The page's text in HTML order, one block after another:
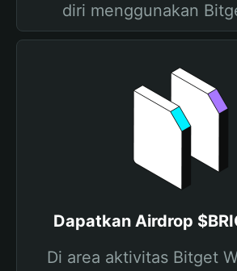
diri menggunakan
Dapatkan Airdrop
Di area aktivitas Bitget